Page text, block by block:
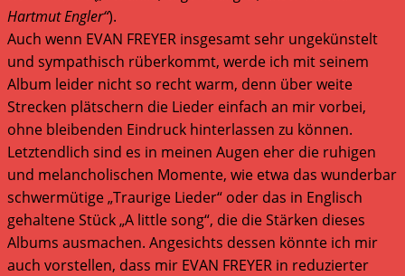
Hartmut Engler“).
Auch wenn EVAN FREYER insgesamt sehr ungekünstelt
und sympathisch rüberkommt, werde ich mit seinem
Album leider nicht so recht warm, denn über weite
Strecken plätschern die Lieder einfach an mir vorbei,
ohne bleibenden Eindruck hinterlassen zu können.
Letztendlich sind es in meinen Augen eher die ruhigen
und melancholischen Momente, wie etwa das wunderbar
schwermütige „Traurige Lieder“ oder das in Englisch
gehaltene Stück „A little song“, die die Stärken dieses
Albums ausmachen. Angesichts dessen könnte ich mir
auch vorstellen, dass mir EVAN FREYER in reduzierter